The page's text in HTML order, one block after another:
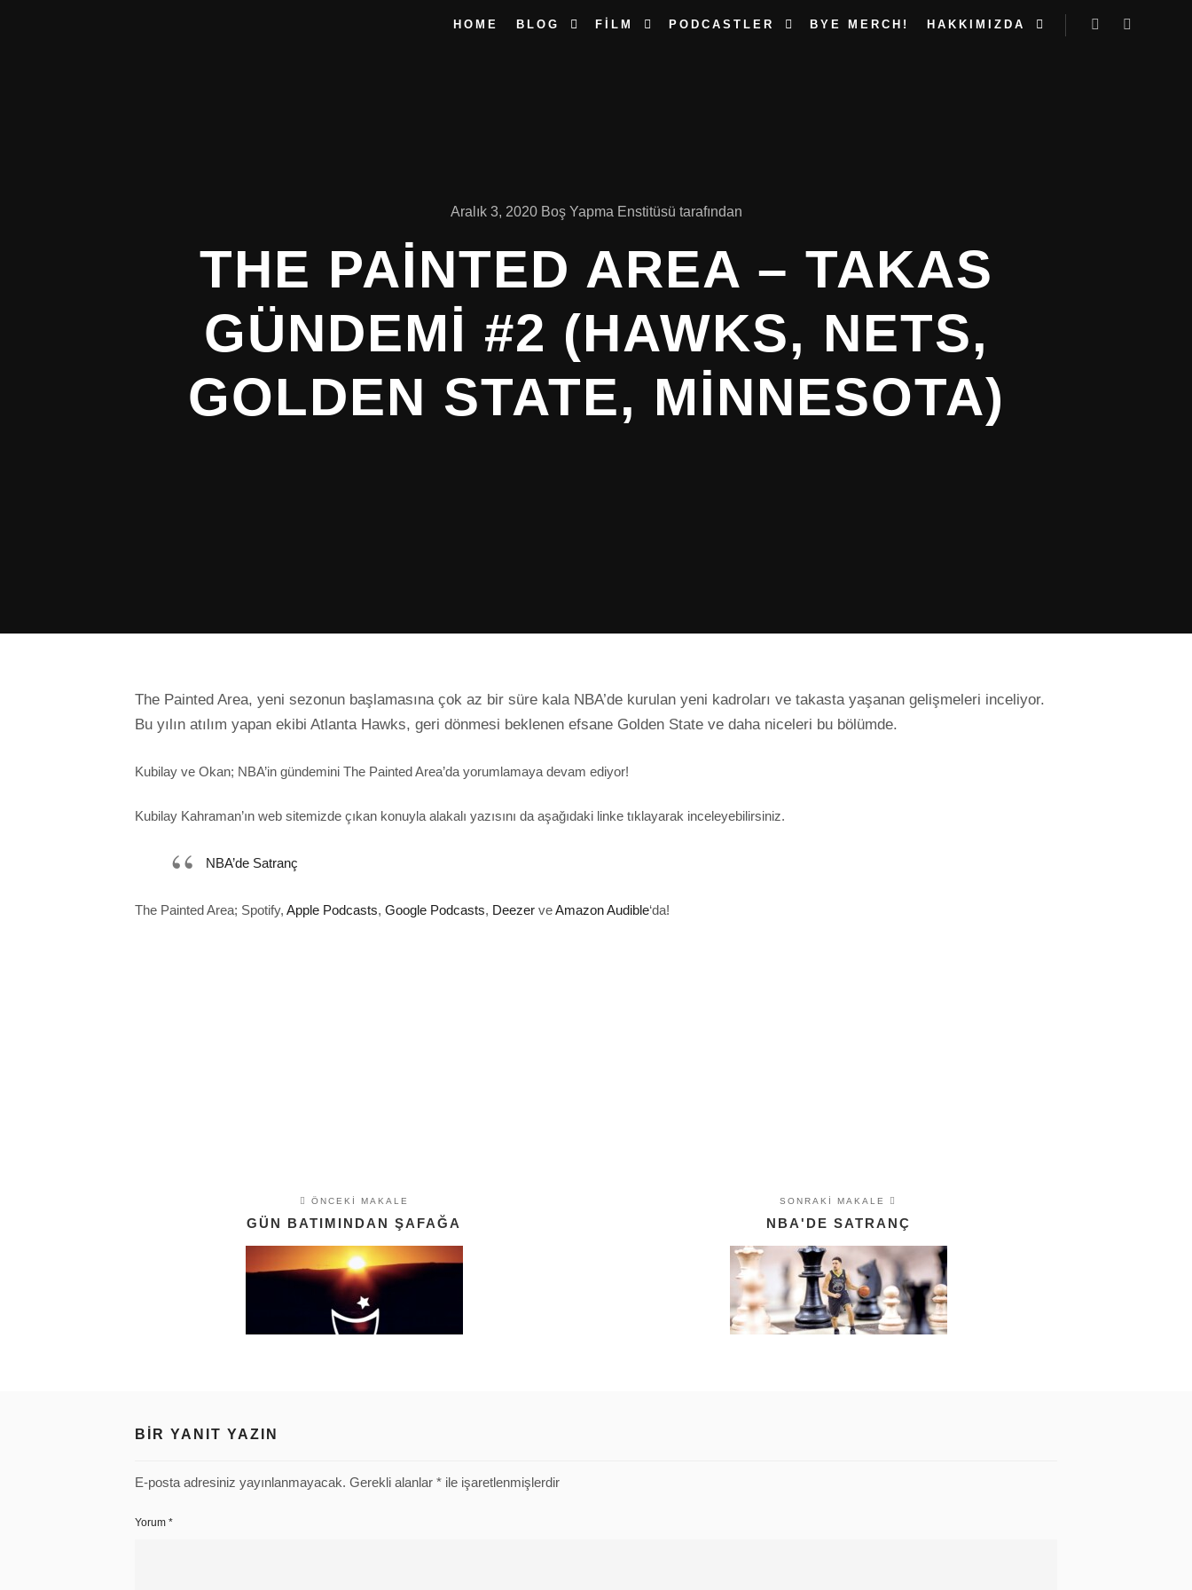
HOME BLOG FILM PODCASTLER BYE MERCH! HAKKIMIZDA
Aralık 3, 2020 Boş Yapma Enstitüsü tarafından
THE PAINTED AREA – TAKAS
GÜNDEMI #2 (HAWKS, NETS,
GOLDEN STATE, MINNESOTA)
The Painted Area, yeni sezonun başlamasına çok az bir süre kala NBA’de kurulan yeni kadroları ve takasta yaşanan gelişmeleri inceliyor.
Bu yılın atılım yapan ekibi Atlanta Hawks, geri dönmesi beklenen efsane Golden State ve daha niceleri bu bölümde.
Kubilay ve Okan; NBA’in gündemini The Painted Area’da yorumlamaya devam ediyor!
Kubilay Kahraman’ın web sitemizde çıkan konuyla alakalı yazısını da aşağıdaki linke tıklayarak inceleyebilirsiniz.
NBA’de Satranç
The Painted Area; Spotify, Apple Podcasts, Google Podcasts, Deezer veAmazon Audible‘da!
ÖNCEKI MAKALE
GÜN BATIMINDAN ŞAFAĞA
SONRAKI MAKALE
NBA'DE SATRANÇ
BIR YANIT YAZIN
E-posta adresiniz yayınlanmayacak. Gerekli alanlar * ile işaretlenmişlerdir
Yorum *